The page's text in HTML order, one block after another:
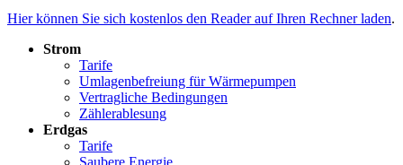
Hier können Sie sich kostenlos den Reader auf Ihren Rechner laden.
Strom
Tarife
Umlagenbefreiung für Wärmepumpen
Vertragliche Bedingungen
Zählerablesung
Erdgas
Tarife